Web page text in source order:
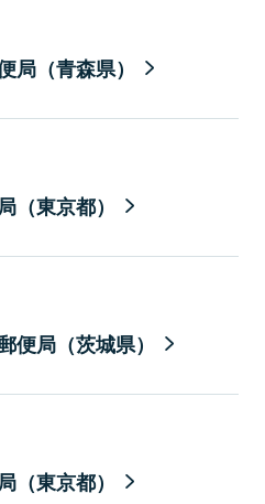
局（青森県）
（東京都）
便局（茨城県）
（東京都）